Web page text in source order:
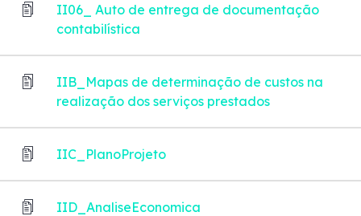
II06_ Auto de entrega de documentação
contabilística
IIB_Mapas de determinação de custos na
realização dos serviços prestados
IIC_PlanoProjeto
IID_AnaliseEconomica